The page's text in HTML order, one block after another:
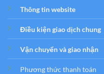
Thông tin website
Điều kiện giao dịch chung
Vận chuyển và giao nhận
Phương thức thanh toán